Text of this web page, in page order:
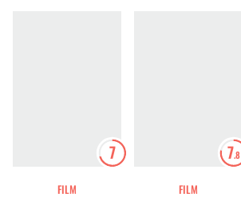
7
FILM
7.8
FILM